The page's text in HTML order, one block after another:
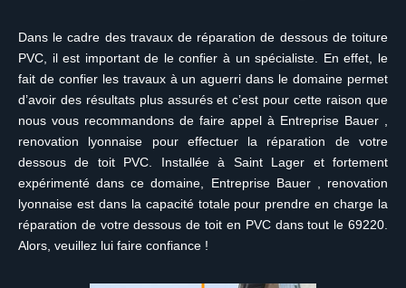
Dans le cadre des travaux de réparation de dessous de toiture
PVC, il est important de le confier à un spécialiste. En effet, le
fait de confier les travaux à un aguerri dans le domaine permet
d’avoir des résultats plus assurés et c’est pour cette raison que
nous vous recommandons de faire appel à Entreprise Bauer ,
renovation lyonnaise pour effectuer la réparation de votre
dessous de toit PVC. Installée à Saint Lager et fortement
expérimenté dans ce domaine, Entreprise Bauer , renovation
lyonnaise est dans la capacité totale pour prendre en charge la
réparation de votre dessous de toit en PVC dans tout le 69220.
Alors, veuillez lui faire confiance !